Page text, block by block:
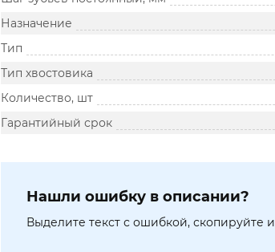
Назначение
Тип
Тип хвостовика
Количество, шт
Гарантийный срок
Нашли ошибку в описании?
Выделите текст с ошибкой, скопируйте и